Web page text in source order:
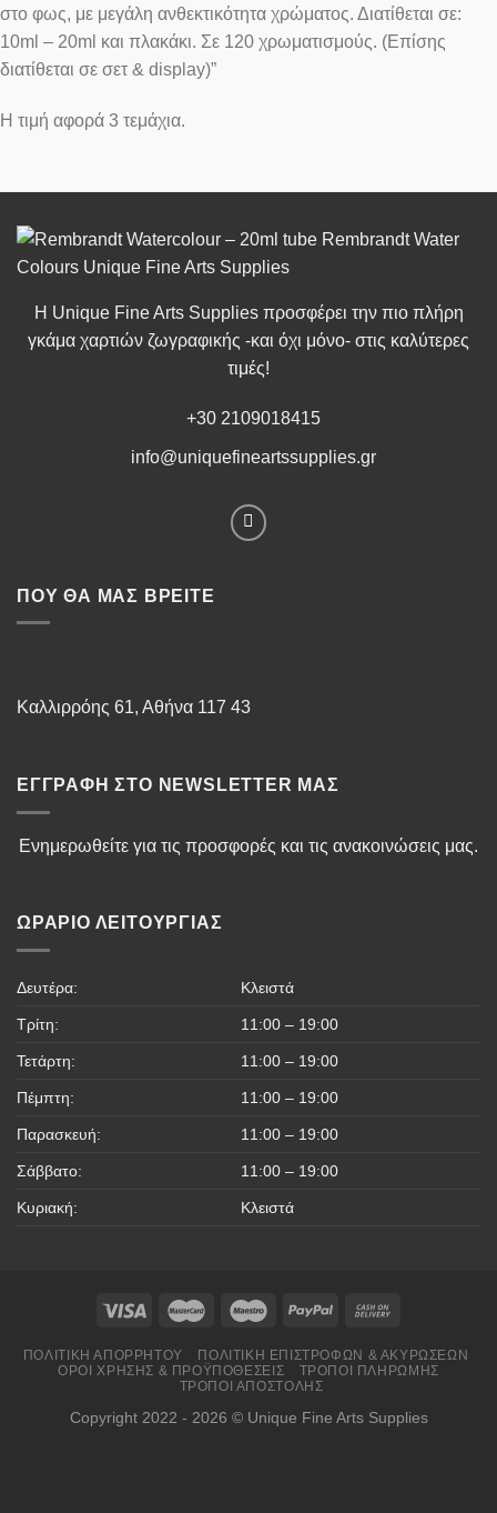
στο φως, με μεγάλη ανθεκτικότητα χρώματος. Διατίθεται σε:
10ml – 20ml και πλακάκι. Σε 120 χρωματισμούς. (Επίσης
διατίθεται σε σετ & display)”
Η τιμή αφορά 3 τεμάχια.
Η Unique Fine Arts Supplies προσφέρει την πιο πλήρη
γκάμα χαρτιών ζωγραφικής -και όχι μόνο- στις καλύτερες
τιμές!
+30 2109018415
info@uniquefineartssupplies.gr
ΠΟΥ ΘΑ ΜΑΣ ΒΡΕΊΤΕ
Καλλιρρόης 61, Αθήνα 117 43
ΕΓΓΡΑΦΉ ΣΤΟ NEWSLETTER ΜΑΣ
Ενημερωθείτε για τις προσφορές και τις ανακοινώσεις μας.
ΩΡΆΡΙΟ ΛΕΙΤΟΥΡΓΊΑΣ
Δευτέρα: Κλειστά
Τρίτη: 11:00 – 19:00
Τετάρτη: 11:00 – 19:00
Πέμπτη: 11:00 – 19:00
Παρασκευή: 11:00 – 19:00
Σάββατο: 11:00 – 19:00
Κυριακή: Κλειστά
ΠΟΛΙΤΙΚΉ ΑΠΟΡΡΉΤΟΥ
ΠΟΛΙΤΙΚΉ ΕΠΙΣΤΡΟΦΏΝ & ΑΚΥΡΏΣΕΩΝ
ΌΡΟΙ ΧΡΉΣΗΣ & ΠΡΟΫΠΟΘΈΣΕΙΣ
ΤΡΌΠΟΙ ΠΛΗΡΩΜΉΣ
ΤΡΌΠΟΙ ΑΠΟΣΤΟΛΉΣ
Copyright 2022 - 2026 © Unique Fine Arts Supplies